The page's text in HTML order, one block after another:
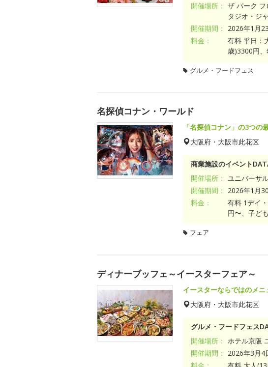
開催場所： ザ パーク
タジオ・ジ
開催期間：
2026年1月
料金：
有料 平日：
歳)3300円
グルメ・フードフェス
名探偵コナン・ワールド
「名探偵コナン」の3つの
大阪府・大阪市此花区
商業施設のイベント
開催場所：
ユニバーサ
開催期間：
2026年1月
料金：
有料 1デイ
円〜、子ど
フェア
ディナーブッフェ～イースターフェア～
イースターならではのメニ
大阪府・大阪市此花区
グルメ・フードフェス
開催場所：
ホテル京阪
開催期間：
2026年3月4